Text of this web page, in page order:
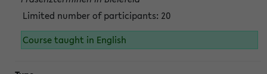
Limited number of participants: 20
Course taught in English